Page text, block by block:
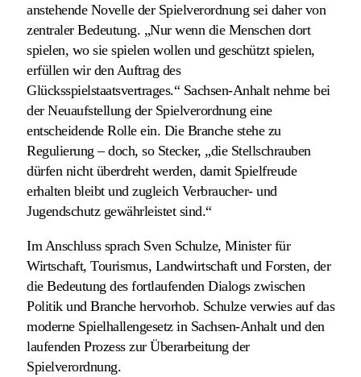
anstehende Novelle der Spielverordnung sei daher von
zentraler Bedeutung. „Nur wenn die Menschen dort
spielen, wo sie spielen wollen und geschützt spielen,
erfüllen wir den Auftrag des
Glücksspielstaatsvertrages.“ Sachsen-Anhalt nehme bei
der Neuaufstellung der Spielverordnung eine
entscheidende Rolle ein. Die Branche stehe zu
Regulierung – doch, so Stecker, „die Stellschrauben
dürfen nicht überdreht werden, damit Spielfreude
erhalten bleibt und zugleich Verbraucher- und
Jugendschutz gewährleistet sind.“
Im Anschluss sprach Sven Schulze, Minister für
Wirtschaft, Tourismus, Landwirtschaft und Forsten, der
die Bedeutung des fortlaufenden Dialogs zwischen
Politik und Branche hervorhob. Schulze verwies auf das
moderne Spielhallengesetz in Sachsen-Anhalt und den
laufenden Prozess zur Überarbeitung der
Spielverordnung.